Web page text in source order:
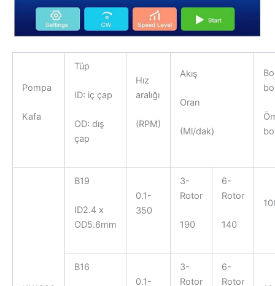
Pompa
Kafa
Tüp
ID: iç çap
OD: dış
çap
Hız
aralığı
(RPM)
Akış
Oran
(Ml/dak)
B19
ID2.4 x
OD5.6mm
0.1-
350
3-
Rotor
190
6-
Rotor
140
B16
0.1-
3-
Rotor
6-
Rotor